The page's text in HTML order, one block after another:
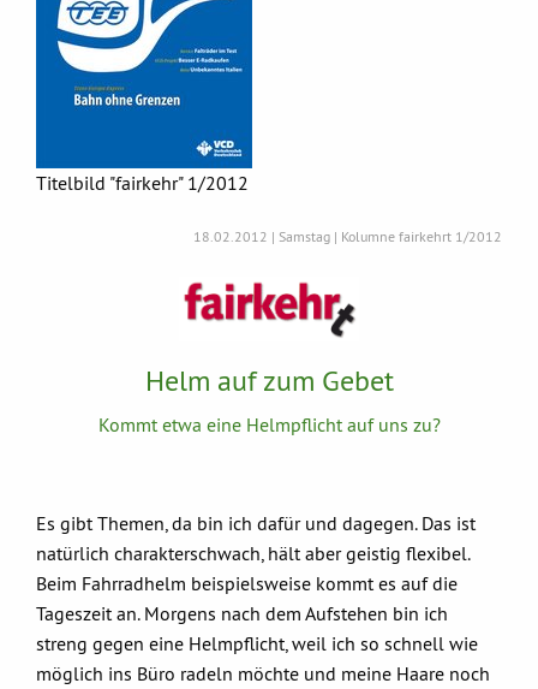
Titelbild "fairkehr" 1/2012
18.02.2012 | Samstag | Kolumne fairkehrt 1/2012
Helm auf zum Gebet
Kommt etwa eine Helmpflicht auf uns zu?
Es gibt Themen, da bin ich dafür und dagegen. Das ist
natürlich charakterschwach, hält aber geistig flexibel.
Beim Fahrradhelm beispielsweise kommt es auf die
Tageszeit an. Morgens nach dem Aufstehen bin ich
streng gegen eine Helmpflicht, weil ich so schnell wie
möglich ins Büro radeln möchte und meine Haare noch